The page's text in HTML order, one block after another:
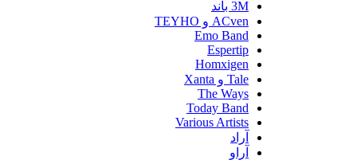
ACven و TEYHO
Emo Band
Espertip
Homxigen
The Ways
Today Band
Various Artists